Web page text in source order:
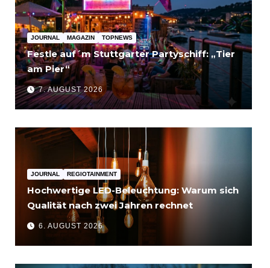
JOURNAL MAGAZIN TOPNEWS
Festle auf´m Stuttgarter Partyschiff: „Tier
am Pier“
7. AUGUST 2026
JOURNAL REGIOTAINMENT
Hochwertige LED-Beleuchtung: Warum sich
Qualität nach zwei Jahren rechnet
6. AUGUST 2026